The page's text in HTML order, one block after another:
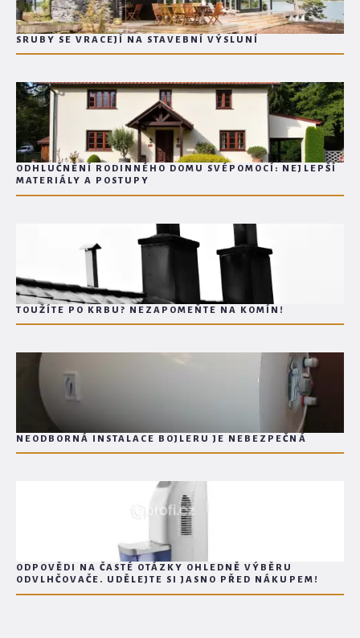
SRUBY SE VRACEJÍ NA STAVEBNÍ VÝSLUNÍ
ODHLUČNĚNÍ RODINNÉHO DOMU SVÉPOMOCÍ: NEJLEPŠÍ
MATERIÁLY A POSTUPY
TOUŽÍTE PO KRBU? NEZAPOMEŇTE NA KOMÍN!
NEODBORNÁ INSTALACE BOJLERU JE NEBEZPEČNÁ
ODPOVĚDI NA ČASTÉ OTÁZKY OHLEDNĚ VÝBĚRU
ODVLHČOVAČE. UDĚLEJTE SI JASNO PŘED NÁKUPEM!